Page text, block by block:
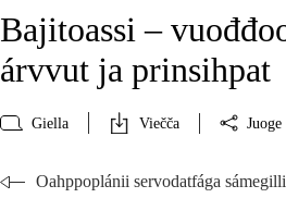
Bajitoassi –
árvvut ja prinsihpat
Giella Viečča Juoge
Oahppoplánii servodatfága